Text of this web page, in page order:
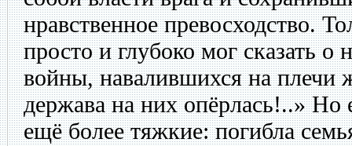
нравственное превосходство.
просто и глубоко мог сказать о
войны, навалившихся на плечи
держава на них опёрлась!..» Но
ещё более тяжкие: погибла